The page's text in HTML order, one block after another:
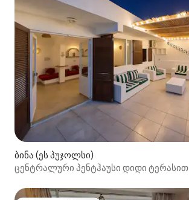
ბინა (ეს პუჯოლსი)
ცენტრალური პენტჰაუსი დიდი ტერასით